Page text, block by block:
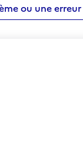
ou une erreur